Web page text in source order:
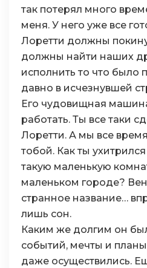
так потерял много
меня. У него уже все
Лоретти должны
должны найти наших
исполнить то что было
давно в исчезнувшей
Его чудовищная
работать. Ты все таки
Лоретти. А мы все
тобой. Как ты
такую маленькую
маленьком городе?
странное название…
лишь сон.
Каким же долгим он
событий, мечты и
даже осуществились.